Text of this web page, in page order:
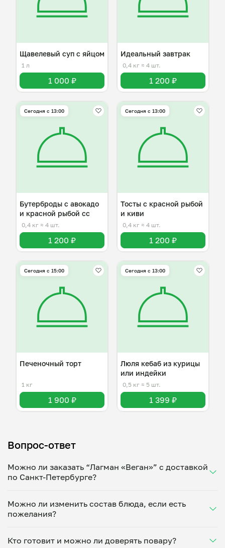
Щавелевый суп с яйцом
1 л
1 000 ₽
Идеальный завтрак
0,4 кг ≈ 4 шт.
1 200 ₽
Сегодня с 13:00
Бутерброды с авокадо
и красной рыбой сс
0,4 кг ≈ 4 шт.
1 200 ₽
Сегодня с 13:00
Тосты с красной рыбой
и киви
0,4 кг ≈ 4 шт.
1 200 ₽
Сегодня с 15:00
Печеночный торт
1 кг
1 900 ₽
Сегодня с 13:00
Люля кебаб из курицы
или индейки
0,5 кг ≈ 5 шт.
1 399 ₽
Вопрос-ответ
Можно ли заказать “Лагман «Веган»” с доставкой
по Санкт-Петербурге?
Укажите удобное время — и получите свежее
домашнее блюдо в большой порции прямо с плиты.
минут. Статус заказа отслеживайте в личном
кабинете, а с поваром можно связаться напрямую в
Можно ли изменить состав блюда, если есть
пожелания?
ваши предпочтения: уберет специи, снизит
Кто готовит и можно ли доверять повару?